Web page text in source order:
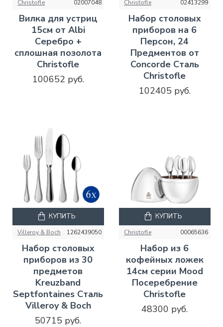
Christofle 02007048
Вилка для устриц
15см от Albi
Серебро +
сплошная позолота
Christofle
100652 руб.
Christofle 02413299
Набор столовых
приборов на 6
Персон, 24
Предментов от
Concorde Сталь
Christofle
102405 руб.
Villeroy & Boch 1262439050
Набор столовых
приборов из 30
предметов
Kreuzband
Septfontaines Сталь
Villeroy & Boch
50715 руб.
КУПИТЬ
Christofle 00065636
Набор из 6
кофейных ложек
14см серии Mood
Посеребрение
Christofle
48300 руб.
КУПИТЬ